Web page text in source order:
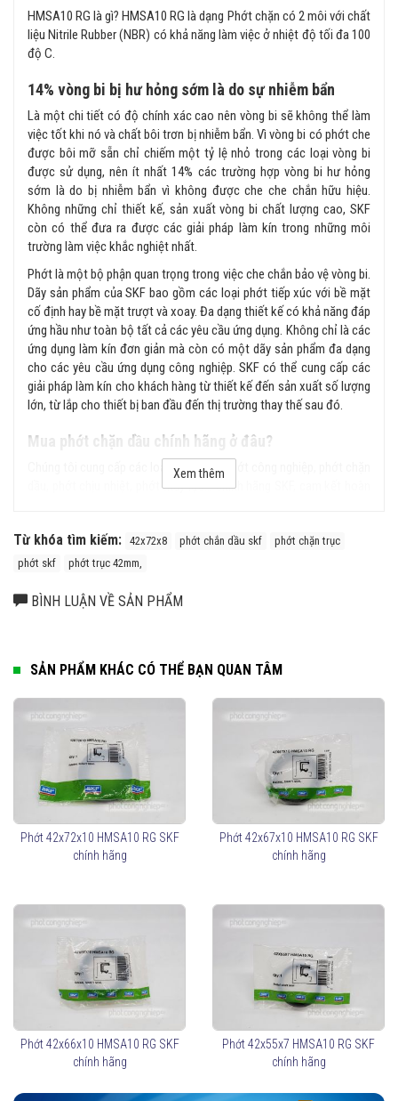
HMSA10 RG là gì? HMSA10 RG là dạng Phớt chặn có 2 môi với chất
liệu Nitrile Rubber (NBR) có khả năng làm việc ở nhiệt độ tối đa 100
độ C.
14% vòng bi bị hư hỏng sớm là do sự nhiễm bẩn
Là một chi tiết có độ chính xác cao nên vòng bi sẽ không thể làm
việc tốt khi nó và chất bôi trơn bị nhiễm bẩn. Vì vòng bi có phớt che
được bôi mỡ sẵn chỉ chiếm một tỷ lệ nhỏ trong các loại vòng bi
được sử dụng, nên ít nhất 14% các trường hợp vòng bi hư hỏng
sớm là do bị nhiễm bẩn vì không được che che chắn hữu hiệu.
Không những chỉ thiết kế, sản xuất vòng bi chất lượng cao, SKF
còn có thể đưa ra được các giải pháp làm kín trong những môi
trường làm việc khắc nghiệt nhất.
Phớt là một bộ phận quan trọng trong việc che chắn bảo vệ vòng bi.
Dãy sản phẩm của SKF bao gồm các loại phớt tiếp xúc với bề mặt
cố định hay bề mặt trượt và xoay. Đa dạng thiết kế có khả năng đáp
ứng hầu như toàn bộ tất cả các yêu cầu ứng dụng. Không chỉ là các
ứng dụng làm kín đơn giản mà còn có một dãy sản phẩm đa dạng
cho các yêu cầu ứng dụng công nghiệp. SKF có thể cung cấp các
giải pháp làm kín cho khách hàng từ thiết kế đến sản xuất số lượng
lớn, từ lắp cho thiết bị ban đầu đến thị trường thay thế sau đó.
Mua phớt chặn dầu chính hãng ở đâu?
Chúng tôi cung cấp các loại sản phẩm phớt công nghiệp, phớt chặn
dầu, phớt chịu nhiệt, phớt thủy lực... chính hãng SKF, cam kết hoàn
phẩm.
Xem thêm
Từ khóa tìm kiếm: 42x72x8 phớt chắn dầu skf
phớt chặn trục
phớt skf
phớt trục 42mm,
BÌNH LUẬN VỀ SẢN PHẨM
SẢN PHẨM KHÁC CÓ THỂ BẠN QUAN TÂM
Phớt 42x72x10 HMSA10 RG SKF
chính hãng
Phớt 42x67x10 HMSA10 RG SKF
chính hãng
Phớt 42x66x10 HMSA10 RG SKF
chính hãng
Phớt 42x55x7 HMSA10 RG SKF
chính hãng